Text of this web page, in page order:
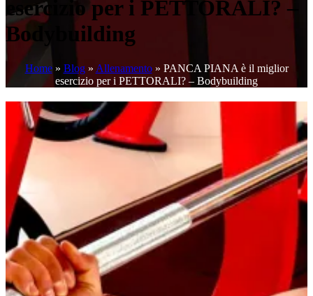
esercizio per i PETTORALI? –
Bodybuilding
Home» Blog» Allenamento» PANCA PIANA è il miglior
esercizio per i PETTORALI? – Bodybuilding